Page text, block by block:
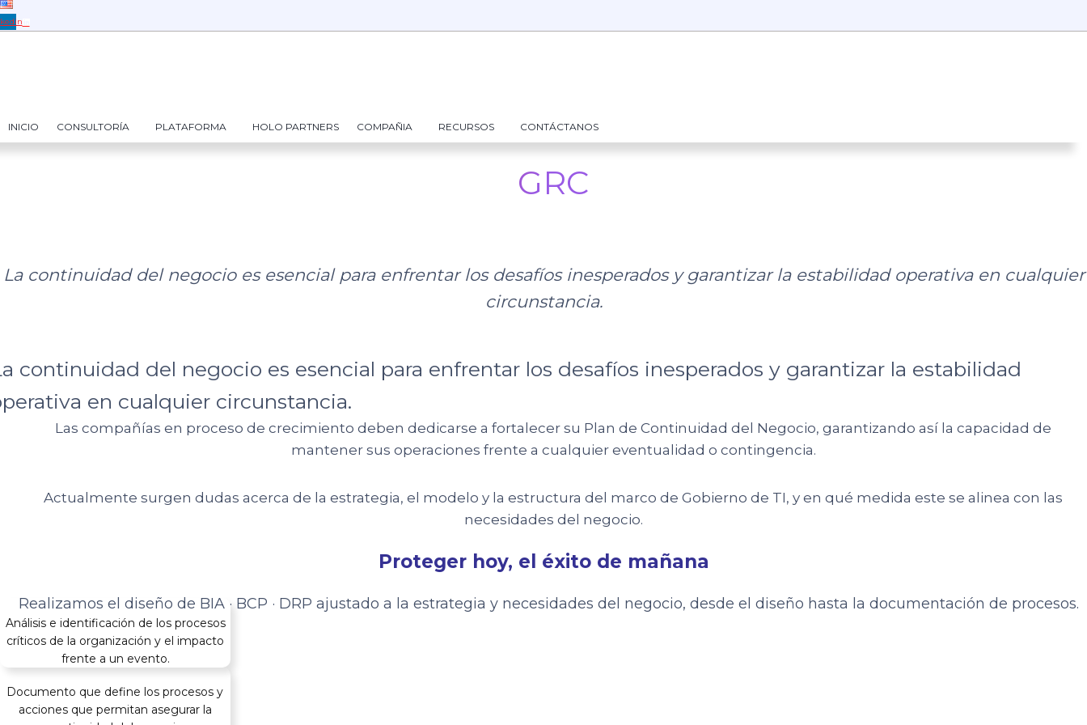
Saltar
al
INICIO CONSULTORÍA PLATAFORMA HOLO PARTNERS COMPAÑIA RECURSOS CONTÁCTANOS
GRC
La continuidad del negocio es esencial para enfrentar los desafíos inesperados y garantizar la estabilidad operativa en cualquier
circunstancia.
continuidad del negocio es esencial para enfrentar los desafíos inesperados y garantizar la estabilidad
en cualquier circunstancia.
Las compañías en proceso de crecimiento deben dedicarse a fortalecer su Plan de Continuidad del Negocio, garantizando así la capacidad de
mantener sus operaciones frente a cualquier eventualidad o contingencia.
Actualmente surgen dudas acerca de la estrategia, el modelo y la estructura del marco de Gobierno de TI, y en qué medida este se alinea con las
necesidades del negocio.
Proteger hoy, el éxito de mañana
Realizamos el diseño de BIA · BCP · DRP ajustado a la estrategia y necesidades del negocio, desde el diseño hasta la documentación de procesos.
Análisis e identificación de los procesos
críticos de la organización y el impacto
frente a un evento.
Documento que define los procesos y
acciones que permitan asegurar la